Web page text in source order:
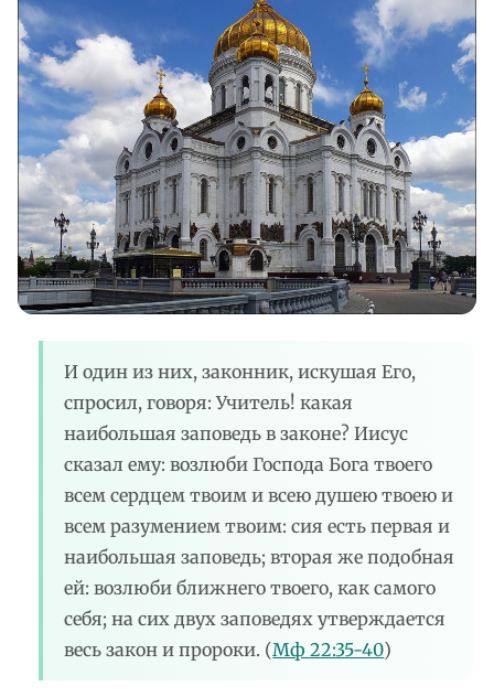
И один из них, законник, искушая Его,
спросил, говоря: Учитель! какая
наибольшая заповедь в законе? Иисус
сказал ему: возлюби Господа Бога твоего
всем сердцем твоим и всею душею твоею и
всем разумением твоим: сия есть первая и
наибольшая заповедь; вторая же подобная
ей: возлюби ближнего твоего, как самого
себя; на сих двух заповедях утверждается
весь закон и пророки. (Мф 22:35-40)